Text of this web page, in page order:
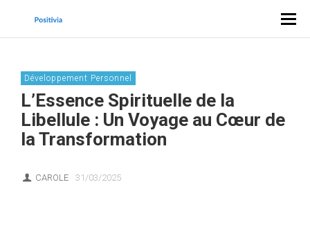
Développement Personnel
L’Essence Spirituelle de la
Libellule : Un Voyage au Cœur de
la Transformation
CAROLE 31/03/2025